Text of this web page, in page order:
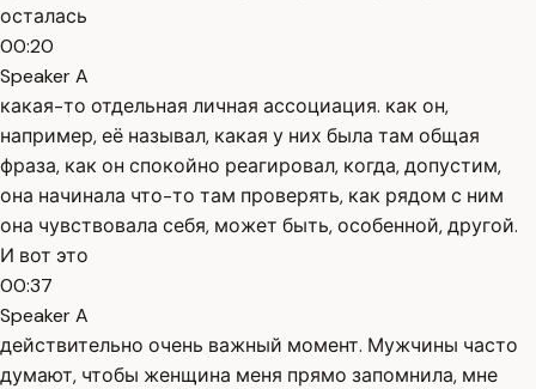
осталась
00:20
Speaker A
какая-то отдельная личная ассоциация. как он,
например, её называл, какая у них была там общая
фраза, как он спокойно реагировал, когда, допустим,
она начинала что-то там проверять, как рядом с ним
она чувствовала себя, может быть, особенной, другой.
И вот это
00:37
Speaker A
действительно очень важный момент. Мужчины часто
думают, чтобы женщина меня прямо запомнила, мне